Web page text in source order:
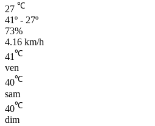
27 ℃
41º - 27º
73%
4.16 km/h
41℃
ven
40℃
sam
40℃
dim